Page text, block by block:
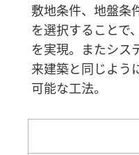
敷地条件、地盤条
を選択することで
を実現。またシス
来建築と同じよう
可能な工法。